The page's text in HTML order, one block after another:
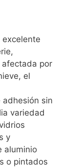
afectada por
el
adhesión sin
variedad
y
aluminio
o pintados